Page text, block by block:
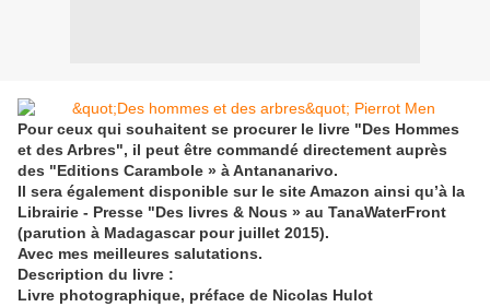
Pour ceux qui souhaitent se procurer le livre "Des Hommes
et des Arbres", il peut être commandé directement auprès
des "Editions Carambole » à Antananarivo.
Il sera également disponible sur le site Amazon ainsi qu’à la
Librairie - Presse "Des livres & Nous » au TanaWaterFront
(parution à Madagascar pour juillet 2015).
Avec mes meilleures salutations.
Description du livre :
Livre photographique, préface de Nicolas Hulot